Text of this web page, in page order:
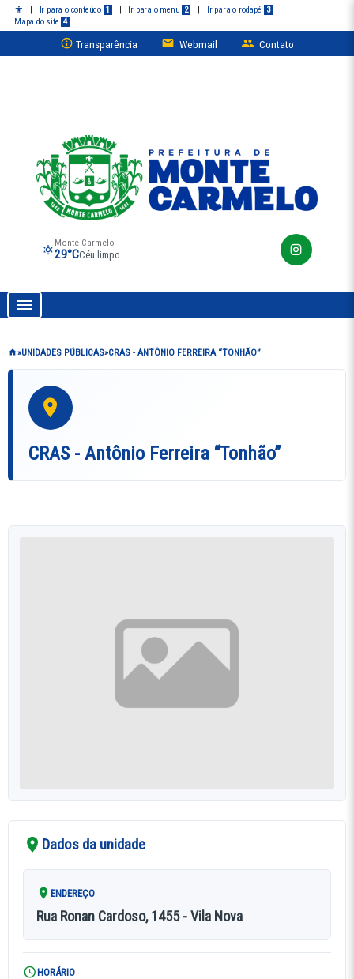
| Ir para o conteúdo 1 | Ir para o menu 2 | Ir para o rodapé 3
|
Mapa do site 4
Transparência Webmail Contato
Monte Carmelo
29°CCéu limpo
UNIDADES PÚBLICAS CRAS - ANTÔNIO FERREIRA “TONHÃO”
CRAS - Antônio Ferreira “Tonhão”
Dados da unidade
ENDEREÇO
Rua Ronan Cardoso, 1455 - Vila Nova
HORÁRIO